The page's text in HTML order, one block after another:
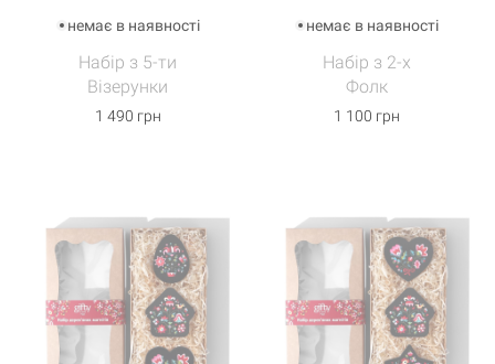
немає в наявності
Набір з 5-ти
Візерунки
1 490 грн
немає в наявності
Набір з 2-х
Фолк
1 100 грн